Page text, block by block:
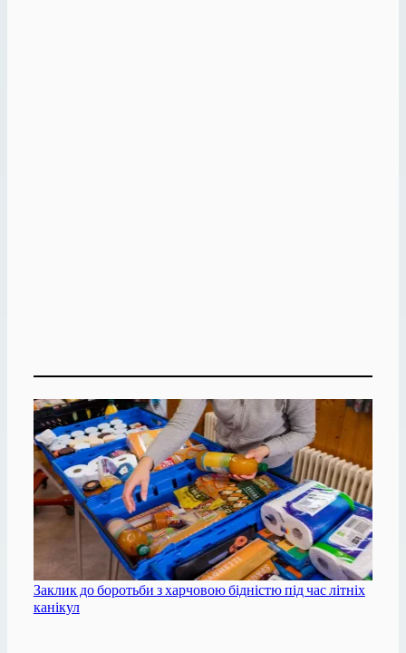
Заклик до боротьби з харчовою бідністю під час літніх
канікул